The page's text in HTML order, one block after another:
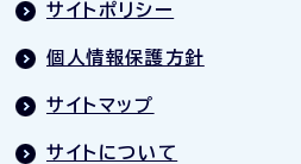
サイトポリシー
個人情報保護方針
サイトマップ
サイトについて